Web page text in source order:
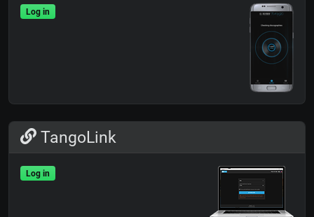
Log in
TangoLink
Log in